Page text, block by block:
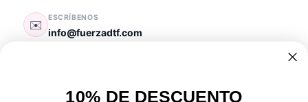
✉️
ESCRÍBENOS
info@fuerzadtf.com
10% DE DESCUENTO